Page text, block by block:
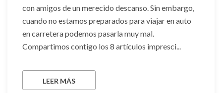
con amigos de un merecido descanso. Sin embargo,
cuando no estamos preparados para viajar en auto
en carretera podemos pasarla muy mal.
Compartimos contigo los 8 artículos impresci...
LEER MÁS